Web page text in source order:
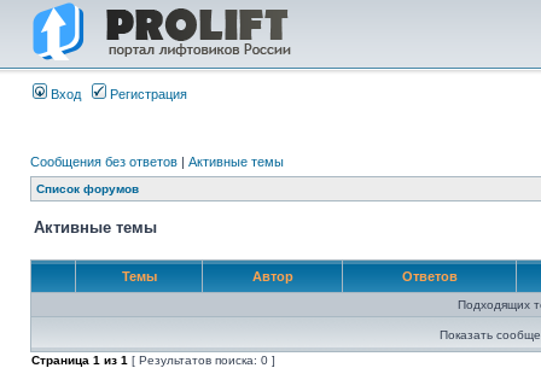
Вход Регистрация
Сообщения без ответов | Активные темы
Список форумов
Активные темы
Темы Автор Ответов
Подходящих
Показать
Страница 1 из 1 [ Результатов поиска: 0 ]